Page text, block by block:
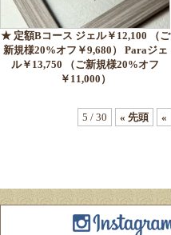
★ 定額Bコース ジェル￥12,100 （ご
新規様20%オフ￥9,680） Paraジェ
ル￥13,750 （ご新規様20%オフ
￥11,000）
5 / 30 « 先頭 «